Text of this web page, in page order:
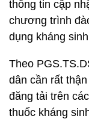
thông tin cập
chương trình
dụng kháng
Theo
dân cần rất
đăng tải trên
thuốc kháng